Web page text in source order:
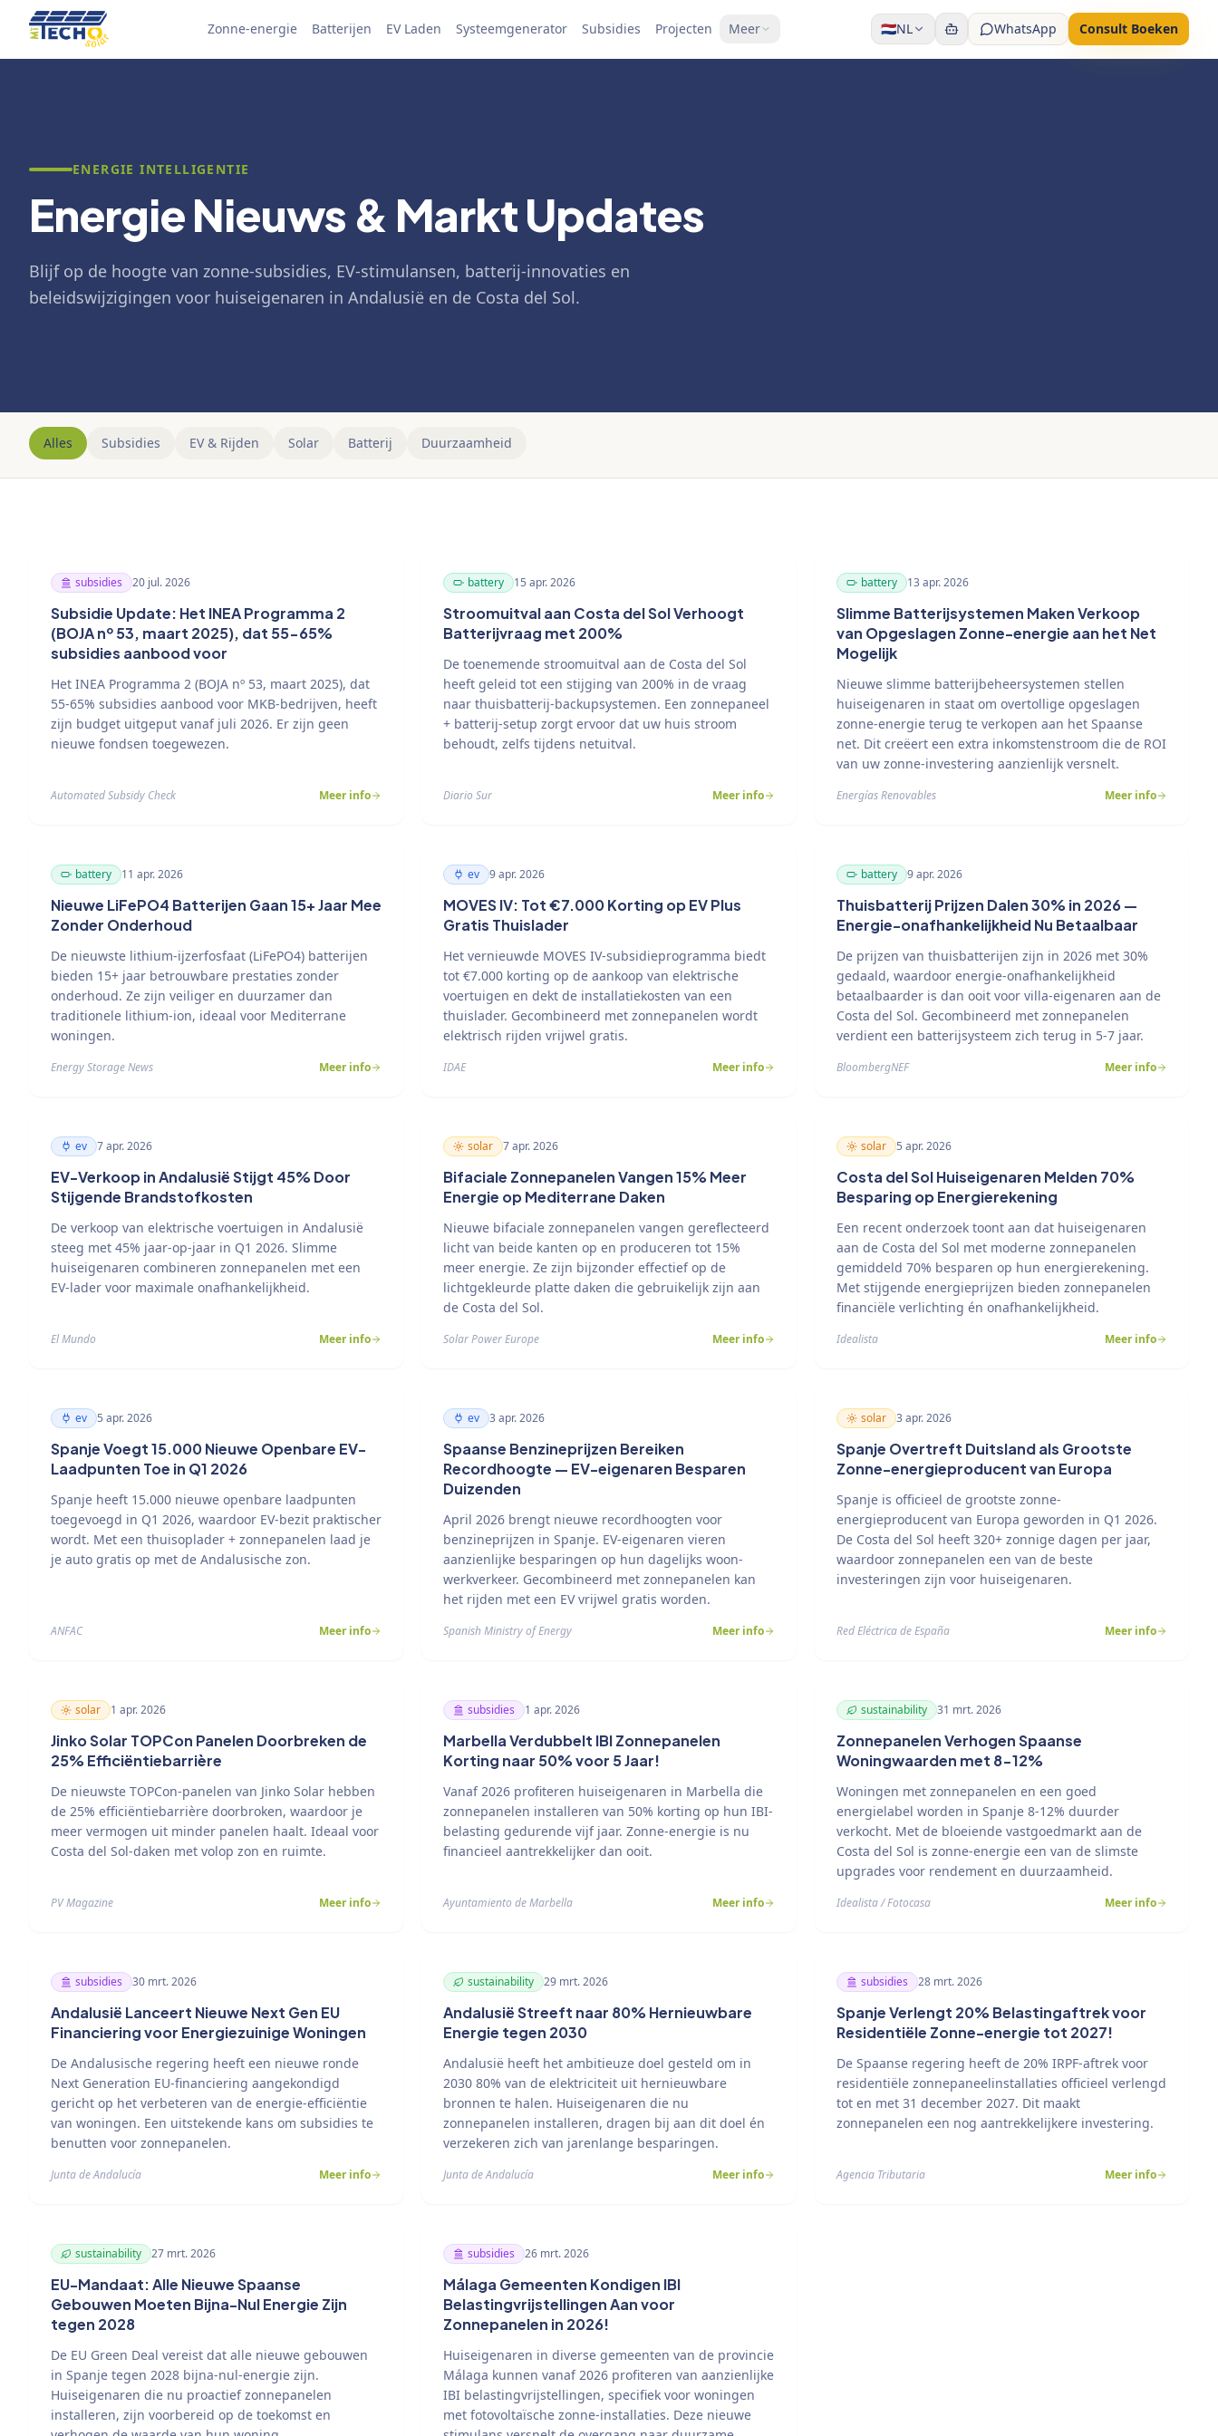
Skip to content
Zonne-energie Batterijen EV Laden Systeemgenerator Subsidies Projecten Meer 🇳🇱NL WhatsApp Consult Boeken
ENERGIE INTELLIGENTIE
Energie Nieuws & Markt Updates
Blijf op de hoogte van zonne-subsidies, EV-stimulansen, batterij-innovaties en
beleidswijzigingen voor huiseigenaren in Andalusië en de Costa del Sol.
Alles Subsidies EV & Rijden Solar Batterij Duurzaamheid
subsidies 20 jul. 2026
Subsidie Update: Het INEA Programma 2
(BOJA nº 53, maart 2025), dat 55-65%
subsidies aanbood voor
Het INEA Programma 2 (BOJA nº 53, maart 2025), dat
55-65% subsidies aanbood voor MKB-bedrijven, heeft
zijn budget uitgeput vanaf juli 2026. Er zijn geen
nieuwe fondsen toegewezen.
Automated Subsidy Check Meer info
battery 15 apr. 2026
Stroomuitval aan Costa del Sol Verhoogt
Batterijvraag met 200%
De toenemende stroomuitval aan de Costa del Sol
heeft geleid tot een stijging van 200% in de vraag
naar thuisbatterij-backupsystemen. Een zonnepaneel
+ batterij-setup zorgt ervoor dat uw huis stroom
behoudt, zelfs tijdens netuitval.
Diario Sur Meer info
battery 13 apr. 2026
Slimme Batterijsystemen Maken Verkoop
van Opgeslagen Zonne-energie aan het Net
Mogelijk
Nieuwe slimme batterijbeheersystemen stellen
huiseigenaren in staat om overtollige opgeslagen
zonne-energie terug te verkopen aan het Spaanse
net. Dit creëert een extra inkomstenstroom die de ROI
van uw zonne-investering aanzienlijk versnelt.
Energías Renovables Meer info
battery 11 apr. 2026
Nieuwe LiFePO4 Batterijen Gaan 15+ Jaar Mee
Zonder Onderhoud
De nieuwste lithium-ijzerfosfaat (LiFePO4) batterijen
bieden 15+ jaar betrouwbare prestaties zonder
onderhoud. Ze zijn veiliger en duurzamer dan
traditionele lithium-ion, ideaal voor Mediterrane
woningen.
Energy Storage News Meer info
ev 9 apr. 2026
MOVES IV: Tot €7.000 Korting op EV Plus
Gratis Thuislader
Het vernieuwde MOVES IV-subsidieprogramma biedt
tot €7.000 korting op de aankoop van elektrische
voertuigen en dekt de installatiekosten van een
thuislader. Gecombineerd met zonnepanelen wordt
elektrisch rijden vrijwel gratis.
IDAE Meer info
battery 9 apr. 2026
Thuisbatterij Prijzen Dalen 30% in 2026 —
Energie-onafhankelijkheid Nu Betaalbaar
De prijzen van thuisbatterijen zijn in 2026 met 30%
gedaald, waardoor energie-onafhankelijkheid
betaalbaarder is dan ooit voor villa-eigenaren aan de
Costa del Sol. Gecombineerd met zonnepanelen
verdient een batterijsysteem zich terug in 5-7 jaar.
BloombergNEF Meer info
ev 7 apr. 2026
EV-Verkoop in Andalusië Stijgt 45% Door
Stijgende Brandstofkosten
De verkoop van elektrische voertuigen in Andalusië
steeg met 45% jaar-op-jaar in Q1 2026. Slimme
huiseigenaren combineren zonnepanelen met een
EV-lader voor maximale onafhankelijkheid.
El Mundo Meer info
solar 7 apr. 2026
Bifaciale Zonnepanelen Vangen 15% Meer
Energie op Mediterrane Daken
Nieuwe bifaciale zonnepanelen vangen gereflecteerd
licht van beide kanten op en produceren tot 15%
meer energie. Ze zijn bijzonder effectief op de
lichtgekleurde platte daken die gebruikelijk zijn aan
de Costa del Sol.
Solar Power Europe Meer info
solar 5 apr. 2026
Costa del Sol Huiseigenaren Melden 70%
Besparing op Energierekening
Een recent onderzoek toont aan dat huiseigenaren
aan de Costa del Sol met moderne zonnepanelen
gemiddeld 70% besparen op hun energierekening.
Met stijgende energieprijzen bieden zonnepanelen
financiële verlichting én onafhankelijkheid.
Idealista Meer info
ev 5 apr. 2026
Spanje Voegt 15.000 Nieuwe Openbare EV-
Laadpunten Toe in Q1 2026
Spanje heeft 15.000 nieuwe openbare laadpunten
toegevoegd in Q1 2026, waardoor EV-bezit praktischer
wordt. Met een thuisoplader + zonnepanelen laad je
je auto gratis op met de Andalusische zon.
ANFAC Meer info
ev 3 apr. 2026
Spaanse Benzineprijzen Bereiken
Recordhoogte — EV-eigenaren Besparen
Duizenden
April 2026 brengt nieuwe recordhoogten voor
benzineprijzen in Spanje. EV-eigenaren vieren
aanzienlijke besparingen op hun dagelijks woon-
werkverkeer. Gecombineerd met zonnepanelen kan
het rijden met een EV vrijwel gratis worden.
Spanish Ministry of Energy Meer info
solar 3 apr. 2026
Spanje Overtreft Duitsland als Grootste
Zonne-energieproducent van Europa
Spanje is officieel de grootste zonne-
energieproducent van Europa geworden in Q1 2026.
De Costa del Sol heeft 320+ zonnige dagen per jaar,
waardoor zonnepanelen een van de beste
investeringen zijn voor huiseigenaren.
Red Eléctrica de España Meer info
solar 1 apr. 2026
Jinko Solar TOPCon Panelen Doorbreken de
25% Efficiëntiebarrière
De nieuwste TOPCon-panelen van Jinko Solar hebben
de 25% efficiëntiebarrière doorbroken, waardoor je
meer vermogen uit minder panelen haalt. Ideaal voor
Costa del Sol-daken met volop zon en ruimte.
PV Magazine Meer info
subsidies 1 apr. 2026
Marbella Verdubbelt IBI Zonnepanelen
Korting naar 50% voor 5 Jaar!
Vanaf 2026 profiteren huiseigenaren in Marbella die
zonnepanelen installeren van 50% korting op hun IBI-
belasting gedurende vijf jaar. Zonne-energie is nu
financieel aantrekkelijker dan ooit.
Ayuntamiento de Marbella Meer info
sustainability 31 mrt. 2026
Zonnepanelen Verhogen Spaanse
Woningwaarden met 8-12%
Woningen met zonnepanelen en een goed
energielabel worden in Spanje 8-12% duurder
verkocht. Met de bloeiende vastgoedmarkt aan de
Costa del Sol is zonne-energie een van de slimste
upgrades voor rendement en duurzaamheid.
Idealista / Fotocasa Meer info
subsidies 30 mrt. 2026
Andalusië Lanceert Nieuwe Next Gen EU
Financiering voor Energiezuinige Woningen
De Andalusische regering heeft een nieuwe ronde
Next Generation EU-financiering aangekondigd
gericht op het verbeteren van de energie-efficiëntie
van woningen. Een uitstekende kans om subsidies te
benutten voor zonnepanelen.
Junta de Andalucía Meer info
sustainability 29 mrt. 2026
Andalusië Streeft naar 80% Hernieuwbare
Energie tegen 2030
Andalusië heeft het ambitieuze doel gesteld om in
2030 80% van de elektriciteit uit hernieuwbare
bronnen te halen. Huiseigenaren die nu
zonnepanelen installeren, dragen bij aan dit doel én
verzekeren zich van jarenlange besparingen.
Junta de Andalucía Meer info
subsidies 28 mrt. 2026
Spanje Verlengt 20% Belastingaftrek voor
Residentiële Zonne-energie tot 2027!
De Spaanse regering heeft de 20% IRPF-aftrek voor
residentiële zonnepaneelinstallaties officieel verlengd
tot en met 31 december 2027. Dit maakt
zonnepanelen een nog aantrekkelijkere investering.
Agencia Tributaria Meer info
sustainability 27 mrt. 2026
EU-Mandaat: Alle Nieuwe Spaanse
Gebouwen Moeten Bijna-Nul Energie Zijn
tegen 2028
De EU Green Deal vereist dat alle nieuwe gebouwen
in Spanje tegen 2028 bijna-nul-energie zijn.
Huiseigenaren die nu proactief zonnepanelen
installeren, zijn voorbereid op de toekomst en
subsidies 26 mrt. 2026
Málaga Gemeenten Kondigen IBI
Belastingvrijstellingen Aan voor
Zonnepanelen in 2026!
Huiseigenaren in diverse gemeenten van de provincie
Málaga kunnen vanaf 2026 profiteren van aanzienlijke
IBI belastingvrijstellingen, specifiek voor woningen
met fotovoltaïsche zonne-installaties. Deze nieuwe